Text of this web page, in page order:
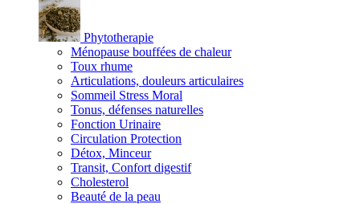
Phytotherapie
Ménopause bouffées de chaleur
Toux rhume
Articulations, douleurs articulaires
Sommeil Stress Moral
Tonus, défenses naturelles
Fonction Urinaire
Circulation Protection
Détox, Minceur
Transit, Confort digestif
Cholesterol
Beauté de la peau